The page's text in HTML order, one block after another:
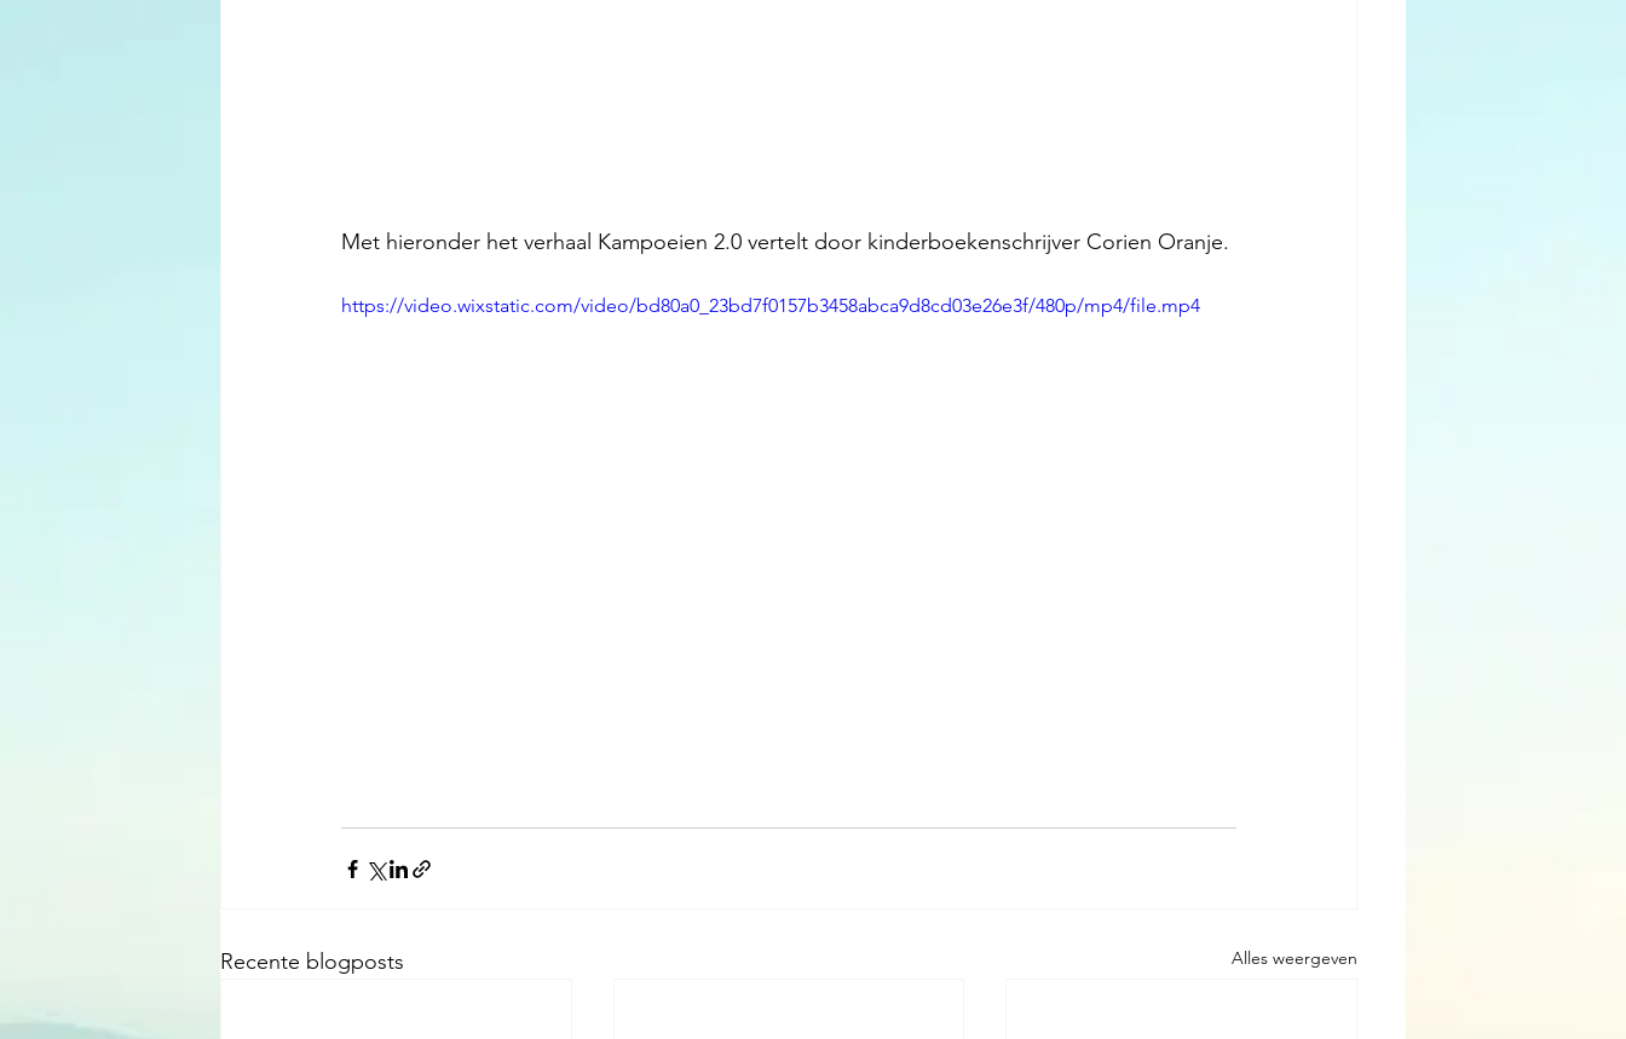
Met hieronder het verhaal Kampoeien 2.0 vertelt door kinderboekenschrijver Corien Oranje.
https://video.wixstatic.com/video/bd80a0_23bd7f0157b3458abca9d8cd03e26e3f/480p/mp4/file.mp4
Recente blogposts Alles weergeven